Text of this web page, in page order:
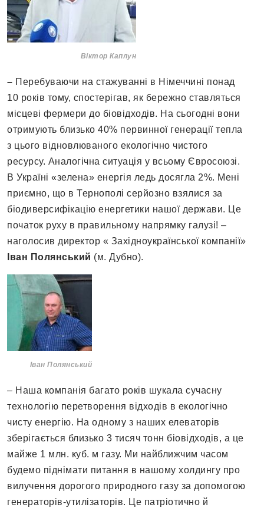
Віктор Каплун
– Перебуваючи на стажуванні в Німеччині понад
10 років тому, спостерігав, як бережно ставляться
місцеві фермери до біовідходів. На сьогодні вони
отримують близько 40% первинної генерації тепла
з цього відновлюваного екологічно чистого
ресурсу. Аналогічна ситуація у всьому Євросоюзі.
В Україні «зелена» енергія ледь досягла 2%. Мені
приємно, що в Тернополі серйозно взялися за
біодиверсифікацію енергетики нашої держави. Це
початок руху в правильному напрямку галузі! –
наголосив директор « Західноукраїнської компанії»
Іван Полянський (м. Дубно).
Іван Полянський
– Наша компанія багато років шукала сучасну
технологію перетворення відходів в екологічно
чисту енергію. На одному з наших елеваторів
зберігається близько 3 тисяч тонн біовідходів, а це
майже 1 млн. куб. м газу. Ми найближчим часом
будемо піднімати питання в нашому холдингу про
вилучення дорогого природного газу за допомогою
генераторів-утилізаторів. Це патріотично й